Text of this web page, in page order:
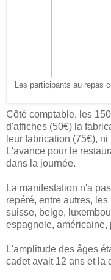
Les participants au repas
Côté comptable, les
d'affiches (50€) la
leur fabrication (75€),
L'avance pour le
dans la journée.
La manifestation n'a
repéré, entre autres,
suisse, belge,
espagnole,
L'amplitude des âges
cadet avait 12 ans et la